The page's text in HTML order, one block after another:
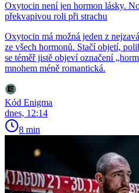
Oxytocin není jen hormon lásky.
překvapivou roli při strachu
Oxytocin má možná jeden z
ze všech hormonů. Stačí objetí,
se téměř jistě objeví označení
mnohem méně romantická.
Kód Enigma
dnes, 12:14
8 min